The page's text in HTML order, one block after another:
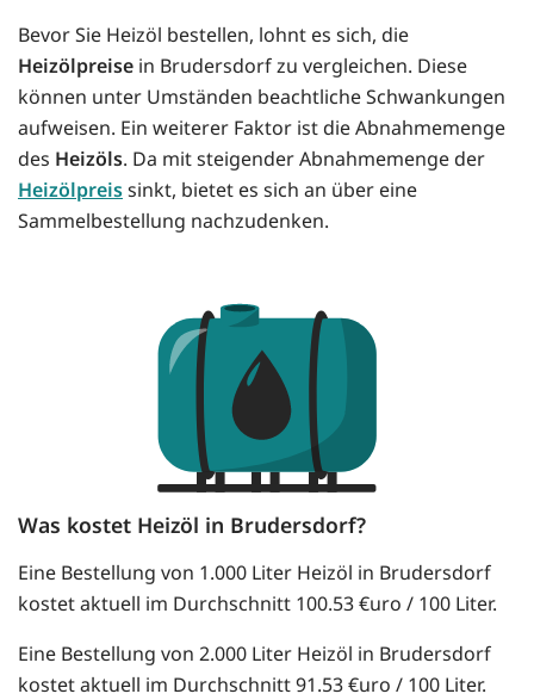
Bevor Sie Heizöl bestellen, lohnt es sich, die
Heizölpreise in Brudersdorf zu vergleichen. Diese
können unter Umständen beachtliche Schwankungen
aufweisen. Ein weiterer Faktor ist die Abnahmemenge
des Heizöls. Da mit steigender Abnahmemenge der
Heizölpreissinkt, bietet es sich an über eine
Sammelbestellung nachzudenken.
Was kostet Heizöl in Brudersdorf?
Eine Bestellung von 1.000 Liter Heizöl in Brudersdorf
kostet aktuell im Durchschnitt 100.53 €uro / 100 Liter.
Eine Bestellung von 2.000 Liter Heizöl in Brudersdorf
kostet aktuell im Durchschnitt 91.53 €uro / 100 Liter.